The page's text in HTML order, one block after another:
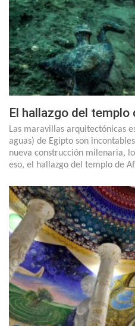
El hallazgo del
Las maravillas arquitectónicas
aguas) de Egipto son
nueva construcción milenaria,
eso, el hallazgo del templo de